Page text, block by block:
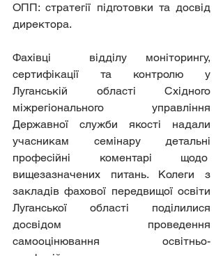
ОПП: стратегії підготовки та досвід
директора.
Фахівці  відділу моніторингу,
сертифікації та контролю у
Луганській області Східного
міжрегіонального управління
Державної служби якості надали
учасникам семінару детальні
професійні коментарі щодо
вищезазначених питань. Колеги з
закладів фахової передвищої освіти
Луганської області поділилися
досвідом проведення
самооцінювання освітньо-